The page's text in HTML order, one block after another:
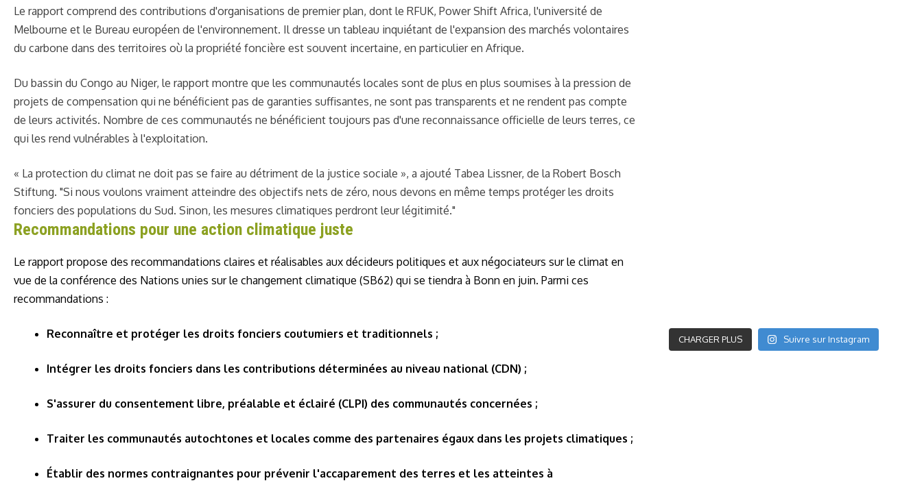
Le rapport comprend des contributions d'organisations de premier plan, dont le RFUK, Power Shift Africa, l'université de
Melbourne et le Bureau européen de l'environnement. Il dresse un tableau inquiétant de l'expansion des marchés volontaires
du carbone dans des territoires où la propriété foncière est souvent incertaine, en particulier en Afrique.
Du bassin du Congo au Niger, le rapport montre que les communautés locales sont de plus en plus soumises à la pression de
projets de compensation qui ne bénéficient pas de garanties suffisantes, ne sont pas transparents et ne rendent pas compte
de leurs activités. Nombre de ces communautés ne bénéficient toujours pas d'une reconnaissance officielle de leurs terres, ce
qui les rend vulnérables à l'exploitation.
« La protection du climat ne doit pas se faire au détriment de la justice sociale », a ajouté Tabea Lissner, de la Robert Bosch
Stiftung. "Si nous voulons vraiment atteindre des objectifs nets de zéro, nous devons en même temps protéger les droits
fonciers des populations du Sud. Sinon, les mesures climatiques perdront leur légitimité."
Recommandations pour une action climatique juste
Le rapport propose des recommandations claires et réalisables aux décideurs politiques et aux négociateurs sur le climat en
vue de la conférence des Nations unies sur le changement climatique (SB62) qui se tiendra à Bonn en juin. Parmi ces
recommandations :
Reconnaître et protéger les droits fonciers coutumiers et traditionnels ;
Intégrer les droits fonciers dans les contributions déterminées au niveau national (CDN) ;
S'assurer du consentement libre, préalable et éclairé (CLPI) des communautés concernées ;
Traiter les communautés autochtones et locales comme des partenaires égaux dans les projets climatiques ;
Établir des normes contraignantes pour prévenir l'accaparement des terres et les atteintes à
CHARGER PLUS Suivre sur Instagram